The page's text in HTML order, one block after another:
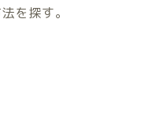
を探す。